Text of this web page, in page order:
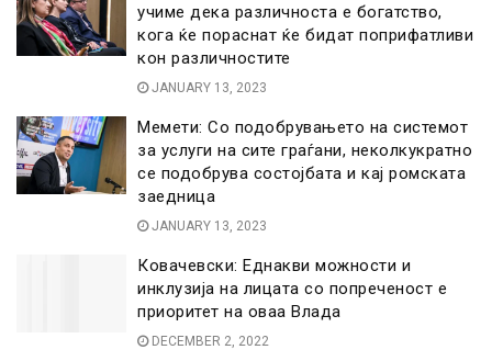
учиме дека различноста е богатство,
кога ќе пораснат ќе бидат поприфатливи
кон различностите
JANUARY 13, 2023
Мемети: Со подобрувањето на системот
за услуги на сите граѓани, неколкукратно
се подобрува состојбата и кај ромската
заедница
JANUARY 13, 2023
Ковачевски: Еднакви можности и
инклузија на лицата со попреченост е
приоритет на оваа Влада
DECEMBER 2, 2022